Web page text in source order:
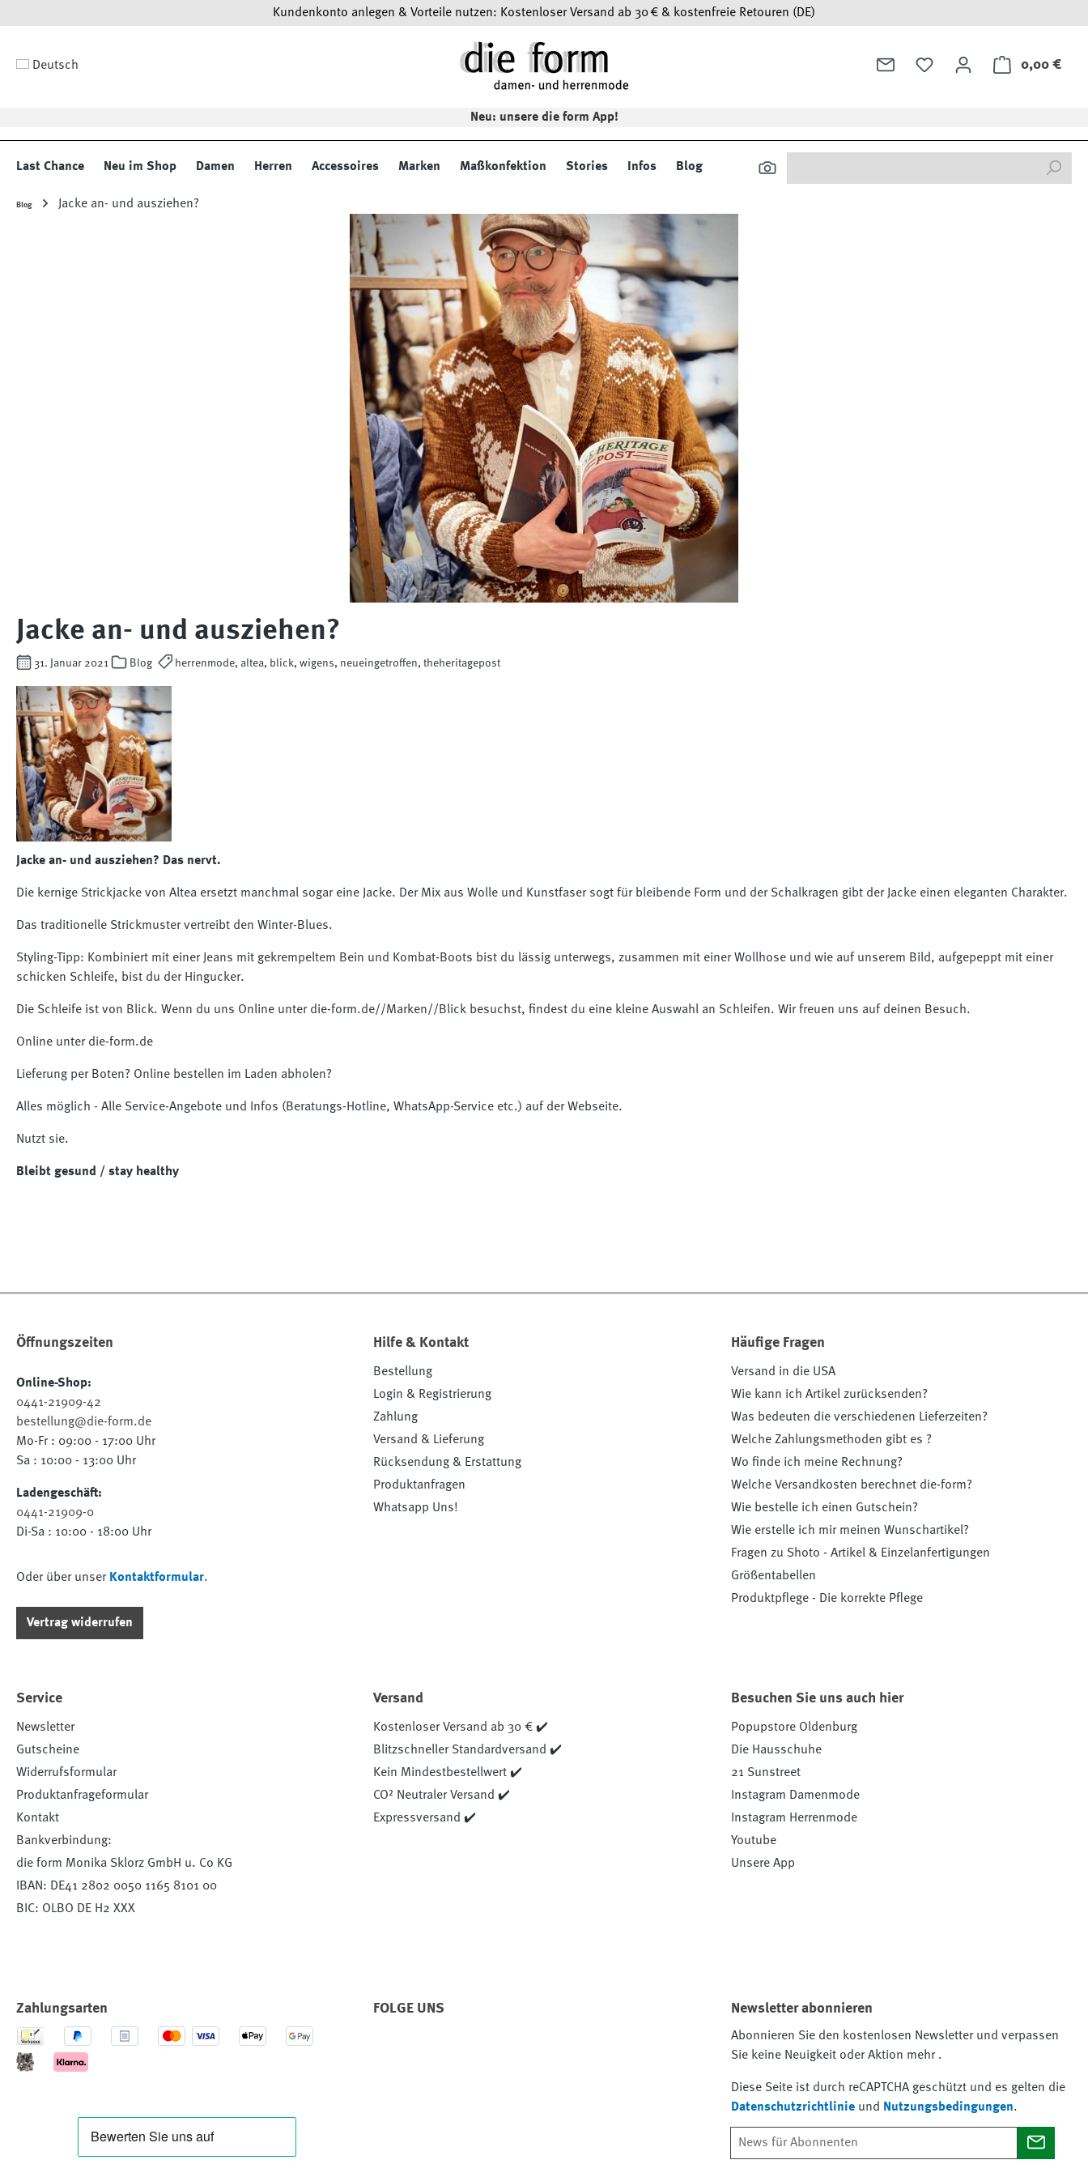
Kundenkonto anlegen & Vorteile nutzen: Kostenloser Versand ab 30 € & kostenfreie Retouren (DE)
Deutsch 0,00 €
Neu: unsere die form App!
Last Chance Neu im Shop Damen Herren Accessoires Marken Maßkonfektion Stories Infos Blog
Blog Jacke an- und ausziehen?
Jacke an- und ausziehen?
31. Januar 2021 Blog herrenmode, altea, blick, wigens, neueingetroffen, theheritagepost
Jacke an- und ausziehen? Das nervt.
Die kernige Strickjacke von Altea ersetzt manchmal sogar eine Jacke. Der Mix aus Wolle und Kunstfaser sogt für bleibende Form und der Schalkragen gibt der Jacke einen eleganten Charakter.
Das traditionelle Strickmuster vertreibt den Winter-Blues.
Styling-Tipp: Kombiniert mit einer Jeans mit gekrempeltem Bein und Kombat-Boots bist du lässig unterwegs, zusammen mit einer Wollhose und wie auf unserem Bild, aufgepeppt mit einer
schicken Schleife, bist du der Hingucker.
Die Schleife ist von Blick. Wenn du uns Online unter die-form.de//Marken//Blick besuchst, findest du eine kleine Auswahl an Schleifen. Wir freuen uns auf deinen Besuch.
Online unter die-form.de
Lieferung per Boten? Online bestellen im Laden abholen?
Alles möglich - Alle Service-Angebote und Infos (Beratungs-Hotline, WhatsApp-Service etc.) auf der Webseite.
Nutzt sie.
Bleibt gesund / stay healthy
Öffnungszeiten
Online-Shop:
0441-21909-42
bestellung@die-form.de
Mo-Fr : 09:00 - 17:00 Uhr
Sa : 10:00 - 13:00 Uhr
Ladengeschäft:
0441-21909-0
Di-Sa : 10:00 - 18:00 Uhr
Oder über unser Kontaktformular.
Vertrag widerrufen
Hilfe & Kontakt
Bestellung
Login & Registrierung
Zahlung
Versand & Lieferung
Rücksendung & Erstattung
Produktanfragen
Whatsapp Uns!
Häufige Fragen
Versand in die USA
Wie kann ich Artikel zurücksenden?
Was bedeuten die verschiedenen Lieferzeiten?
Welche Zahlungsmethoden gibt es ?
Wo finde ich meine Rechnung?
Welche Versandkosten berechnet die-form?
Wie bestelle ich einen Gutschein?
Wie erstelle ich mir meinen Wunschartikel?
Fragen zu Shoto - Artikel & Einzelanfertigungen
Größentabellen
Produktpflege - Die korrekte Pflege
Service
Newsletter
Gutscheine
Widerrufsformular
Produktanfrageformular
Kontakt
Bankverbindung:
die form Monika Sklorz GmbH u. Co KG
IBAN: DE41 2802 0050 1165 8101 00
BIC: OLBO DE H2 XXX
Versand
Kostenloser Versand ab 30 € ✔️
Blitzschneller Standardversand ✔️
Kein Mindestbestellwert ✔️
CO² Neutraler Versand ✔️
Expressversand ✔️
Besuchen Sie uns auch hier
Popupstore Oldenburg
Die Hausschuhe
21 Sunstreet
Instagram Damenmode
Instagram Herrenmode
Youtube
Unsere App
Zahlungsarten FOLGE UNS Newsletter abonnieren
Abonnieren Sie den kostenlosen Newsletter und verpassen
Sie keine Neuigkeit oder Aktion mehr .
Diese Seite ist durch reCAPTCHA geschützt und es gelten die
Datenschutzrichtlinieund Nutzungsbedingungen.